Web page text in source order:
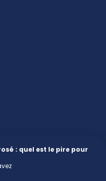
: quel est le pire pour